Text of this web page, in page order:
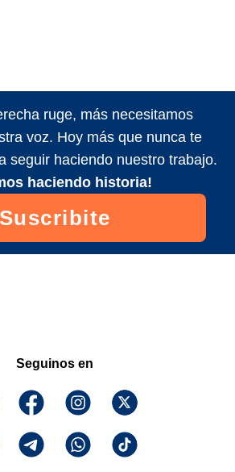
ruge, más necesitamos
voz. Hoy más que nunca te
seguir haciendo nuestro trabajo.
haciendo historia!
Suscribite
Seguinos en